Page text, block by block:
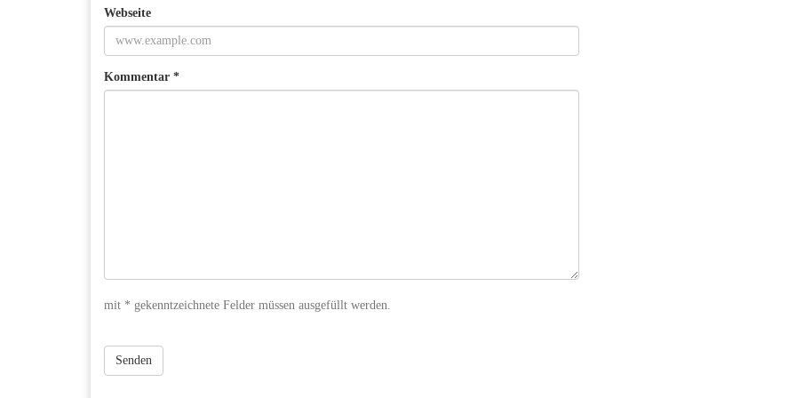
Webseite
Kommentar *
mit * gekenntzeichnete Felder müssen ausgefüllt werden.
Senden